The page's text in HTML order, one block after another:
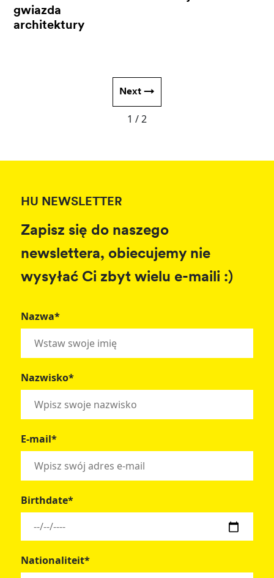
gwiazda
architektury
Next →
1 / 2
HU NEWSLETTER
Zapisz się do naszego
newslettera, obiecujemy nie
wysyłać Ci zbyt wielu e-maili :)
Nazwa*
Nazwisko*
E-mail*
Birthdate*
Nationaliteit*